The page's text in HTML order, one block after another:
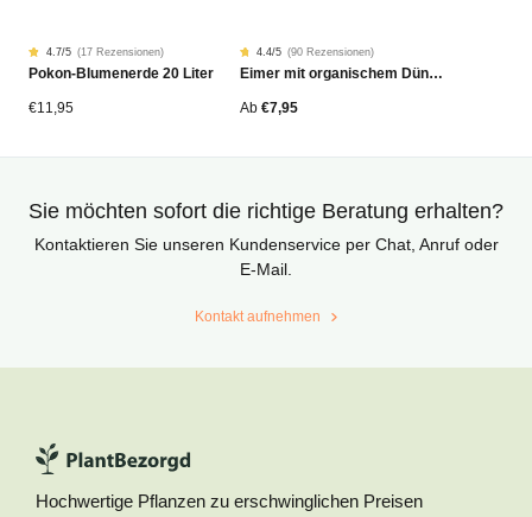
Rated
4.68
von
17
Kundenstimmen
4.7/5 (17 Rezensionen)
Pokon-Blumenerde 20 Liter
€11,95
Rated
4.42
von
90
Kundenstimmen
4.4/5 (90 Rezensionen)
Eimer mit organischem Dünger
Ab €7,95
Sie möchten sofort die richtige Beratung erhalten?
Kontaktieren Sie unseren Kundenservice per Chat, Anruf oder
E-Mail.
Kontakt aufnehmen
Hochwertige Pflanzen zu erschwinglichen Preisen